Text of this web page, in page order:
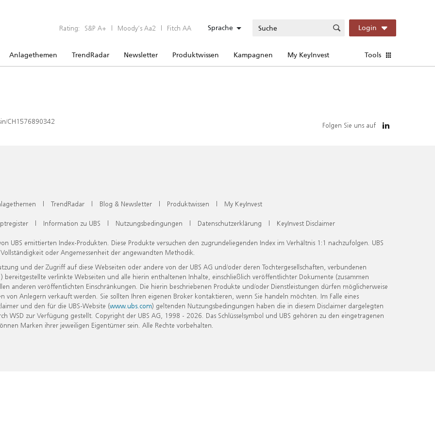
Rating: S&P A+ | Moody’s Aa2 | Fitch AA Sprache Login
Anlagethemen TrendRadar Newsletter Produktwissen Kampagnen My KeyInvest Tools
CH1576890342 Folgen Sie uns auf
| TrendRadar | Blog & Newsletter | Produktwissen | My KeyInvest
| Information zu UBS | Nutzungsbedingungen | Datenschutzerklärung | KeyInvest Disclaimer
UBS emittierten Index-Produkten. Diese Produkte versuchen den zugrundeliegenden Index im Verhältnis 1:1 nachzufolgen. UBS
oder Angemessenheit der angewandten Methodik.
und der Zugriff auf diese Webseiten oder andere von der UBS AG und/oder deren Tochtergesellschaften, verbundenen
verlinkte Webseiten und alle hierin enthaltenen Inhalte, einschließlich veröffentlichter Dokumente (zusammen
anderen veröffentlichten Einschränkungen. Die hierin beschriebenen Produkte und/oder Dienstleistungen dürfen möglicherweise
Anlegern verkauft werden. Sie sollten Ihren eigenen Broker kontaktieren, wenn Sie handeln möchten. Im Falle eines
und den für die UBS-Website (www.ubs.com) geltenden Nutzungsbedingungen haben die in diesem Disclaimer dargelegten
zur Verfügung gestellt. Copyright der UBS AG, 1998 - 2026. Das Schlüsselsymbol und UBS gehören zu den eingetragenen
Marken ihrer jeweiligen Eigentümer sein. Alle Rechte vorbehalten.